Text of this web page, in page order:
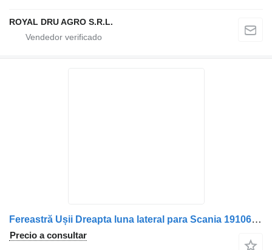
ROYAL DRU AGRO S.R.L.
Fereastră Ușii Dreapta luna lateral para Scania 1910637 1366892 camión
Precio a consultar